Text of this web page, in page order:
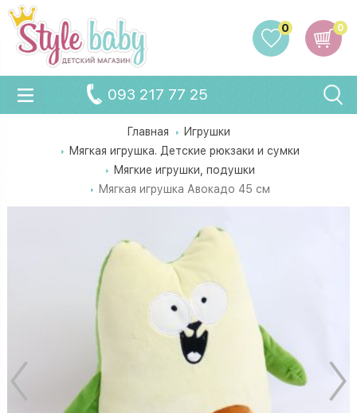
0
0
093 217 77 25
Главная
Игрушки
Мягкая игрушка. Детские рюкзаки и сумки
Мягкие игрушки, подушки
Мягкая игрушка Авокадо 45 см